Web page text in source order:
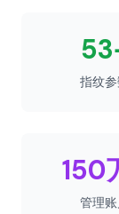
指纹
150
管理